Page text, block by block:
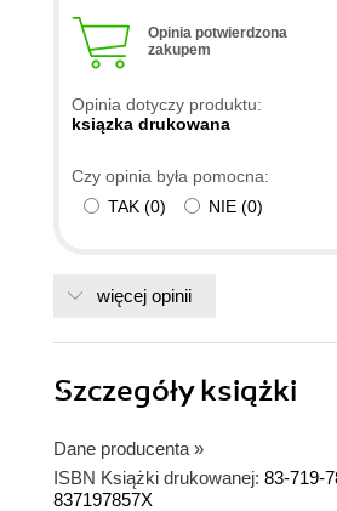
Opinia potwierdzona
zakupem
Opinia dotyczy produktu:
ksiązka drukowana
Czy opinia była pomocna:
TAK (0) NIE (0)
więcej opinii
Szczegółyksiążki
Dane producenta »
ISBN Książki drukowanej: 83-719-
837197857X